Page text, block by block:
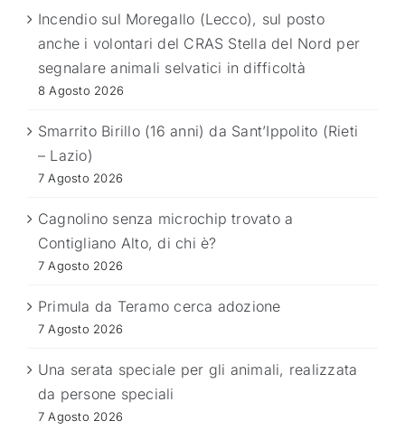
Incendio sul Moregallo (Lecco), sul posto
anche i volontari del CRAS Stella del Nord per
segnalare animali selvatici in difficoltà
8 Agosto 2026
Smarrito Birillo (16 anni) da Sant’Ippolito (Rieti
– Lazio)
7 Agosto 2026
Cagnolino senza microchip trovato a
Contigliano Alto, di chi è?
7 Agosto 2026
Primula da Teramo cerca adozione
7 Agosto 2026
Una serata speciale per gli animali, realizzata
da persone speciali
7 Agosto 2026